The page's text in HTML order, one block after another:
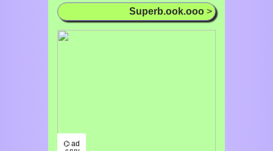
Superb.ook.ooo >
⌬ ad